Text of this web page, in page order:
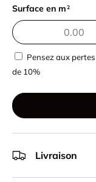
Surface en m 2
Pensez aux
de 10%
Livraison